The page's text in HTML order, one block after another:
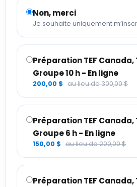
Non, merci
Je souhaite uniquement
Préparation TEF Canada,
Groupe 10 h - En ligne
200,00 $ au lieu de 300,00 $
Préparation TEF Canada,
Groupe 6 h - En ligne
150,00 $ au lieu de 200,00 $
Préparation TEF Canada,